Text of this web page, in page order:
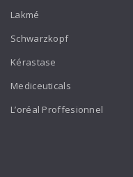
Lakmé
Schwarzkopf
Kérastase
Mediceuticals
L’oréal Proffesionnel